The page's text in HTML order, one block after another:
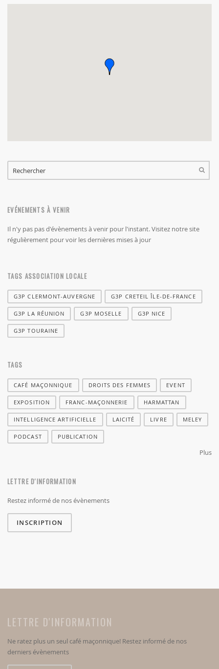
FORMULAIRE DE RECHERCHE
EVÉNEMENTS À VENIR
Il n'y pas pas d'évènements à venir pour l'instant. Visitez notre site
régulièrement pour voir les dernières mises à jour
TAGS ASSOCIATION LOCALE
G3P CLERMONT-AUVERGNE G3P CRETEIL ÎLE-DE-FRANCE
G3P LA RÉUNION G3P MOSELLE G3P NICE
G3P TOURAINE
TAGS
CAFÉ MAÇONNIQUE DROITS DES FEMMES EVENT
EXPOSITION FRANC-MAÇONNERIE HARMATTAN
INTELLIGENCE ARTIFICIELLE LAICITÉ LIVRE MELEY
PODCAST PUBLICATION
Plus
LETTRE D'INFORMATION
Restez informé de nos évènements
INSCRIPTION
LETTRE D'INFORMATION
Ne ratez plus un seul café maçonnique! Restez informé de nos
derniers évènements